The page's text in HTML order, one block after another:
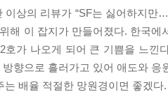
이상의 리뷰가 “SF는 싫어하지
해 이 잡지가 만들어졌다. 한국
호가 나오게 되어 큰 기쁨을 느
향으로 흘러가고 있어 애도와
는 배율 적절한 망원경이면 좋겠다.